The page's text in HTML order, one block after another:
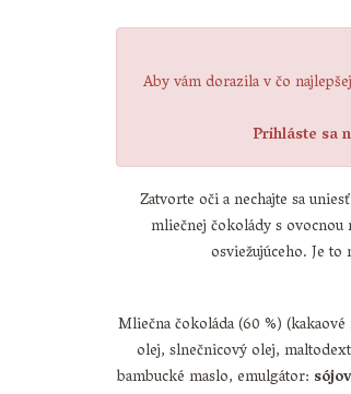
Aby vám dorazila v čo
Prihláste sa
Zatvorte oči a nechajte sa
mliečnej čokolády s
osviežujúceho. Je
Mliečna čokoláda (60 %)
olej, slnečnicový olej,
bambucké maslo, emulgátor: